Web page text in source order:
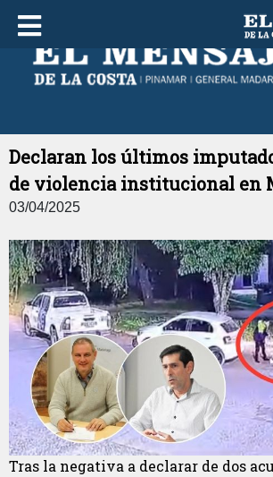
Declaran los últimos
de violencia institucional en
03/04/2025
Tras la negativa a declarar de dos